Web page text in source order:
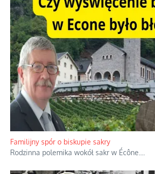
Familijny spór o biskupie sakry
Rodzinna polemika wokół sakr w Écône.